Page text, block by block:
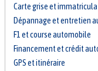
Carte grise et
Dépannage et entretien
F1 et course automobile
Financement et crédit
GPS et itinéraire